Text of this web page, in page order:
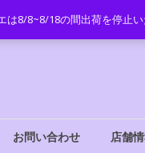
は8/8~8/18の間出荷を停止
お問い合わせ 店舗